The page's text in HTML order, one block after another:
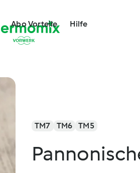
Abo Vorteile Hilfe
TM7 TM6 TM5